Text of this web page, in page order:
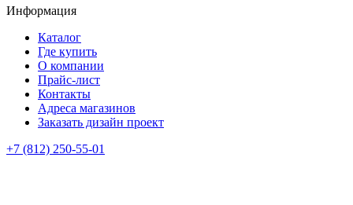
Информация
Каталог
Где купить
О компании
Прайс-лист
Контакты
Адреса магазинов
Заказать дизайн проект
+7 (812) 250-55-01